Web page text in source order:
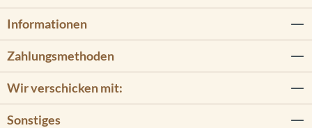
Informationen
Zahlungsmethoden
Wir verschicken mit:
Sonstiges